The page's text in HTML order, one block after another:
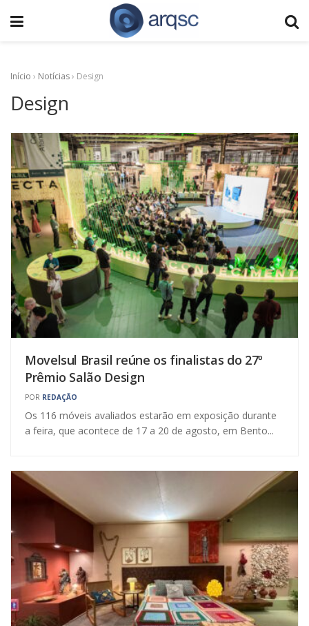
Início › Notícias› Design
Design
Movelsul Brasil reúne os finalistas do 27º
Prêmio Salão Design
POR REDAÇÃO
Os 116 móveis avaliados estarão em exposição durante
a feira, que acontece de 17 a 20 de agosto, em Bento...